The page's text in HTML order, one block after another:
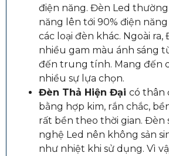
điện năng. Đèn Led
năng lên tới 90% điện
các loại đèn khác. Ngoài
nhiều gam màu ánh sáng
đến trung tính. Mang đến
nhiều sự lựa chọn.
Đèn Thả Hiện Đại có thân
bằng hợp kim, rắn chắc,
rất bền theo thời gian. Đèn
nghệ Led nên không sản
như nhiệt khi sử dụng. Vì